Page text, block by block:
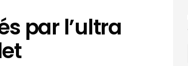
par l’ultra